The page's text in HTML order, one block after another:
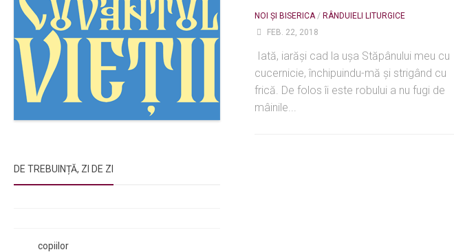
NOI ȘI BISERICA/ RÂNDUIELI LITURGICE
FEB. 22, 2018
Iată, iarăși cad la ușa Stăpânului meu cu
cucernicie, închipuindu-mă și strigând cu
frică. De folos îi este robului a nu fugi de
mâinile...
DE TREBUINȚĂ, ZI DE ZI
copiilor